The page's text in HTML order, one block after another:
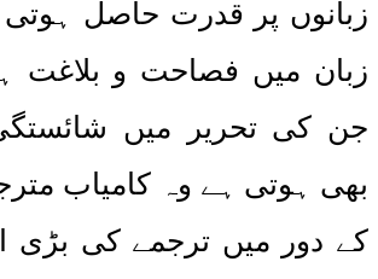
زبانوں پر قدرت حاصل
زبان میں فصاحت و بلاغت
جن کی تحریر میں
بھی ہوتی ہے وہ کامیاب
کے دور میں ترجمے کی بڑی